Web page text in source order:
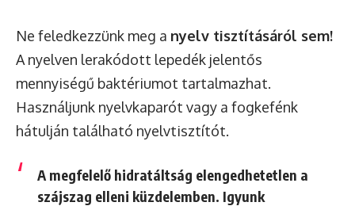
Ne feledkezzünk meg a nyelv tisztításáról sem!
A nyelven lerakódott lepedék jelentős
mennyiségű baktériumot tartalmazhat.
Használjunk nyelvkaparót vagy a fogkefénk
hátulján található nyelvtisztítót.
A megfelelő hidratáltság elengedhetetlen a
szájszag elleni küzdelemben. Igyunk